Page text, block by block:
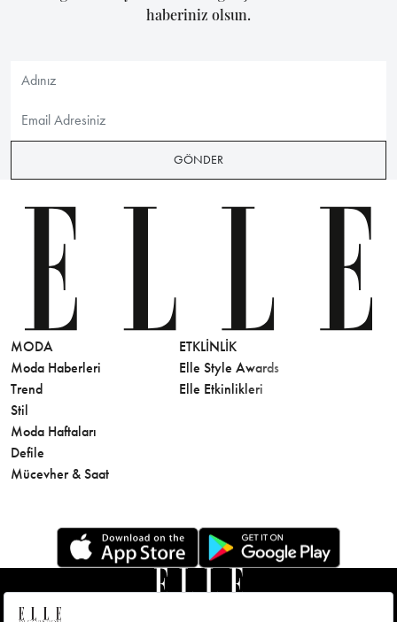
haberiniz olsun.
GÖNDER
MODA
Moda Haberleri
Trend
Stil
Moda Haftaları
Defile
Mücevher & Saat
ETKLINLIK
Elle Style Awards
Elle Etkinlikleri